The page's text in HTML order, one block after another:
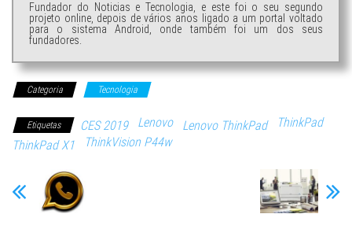
Fundador do Noticias e Tecnologia, e este foi o seu segundo
projeto online, depois de vários anos ligado a um portal voltado
para o sistema Android, onde também foi um dos seus
fundadores.
Categoria Tecnologia
Etiquetas CES 2019 Lenovo Lenovo ThinkPad
ThinkPad
ThinkPad X1
ThinkVision P44w